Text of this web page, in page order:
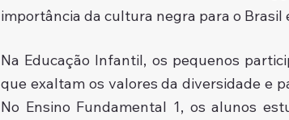
importância da cultura negra para o Brasil
Na Educação Infantil, os pequenos
que exaltam os valores da diversidade e
No Ensino Fundamental 1, os alunos